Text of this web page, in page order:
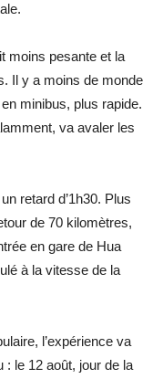
moins pesante et la
Il y a moins de monde
minibus, plus rapide.
va avaler les
retard d’1h30. Plus
de 70 kilomètres,
en gare de Hua
à la vitesse de la
l’expérience va
: le 12 août, jour de la